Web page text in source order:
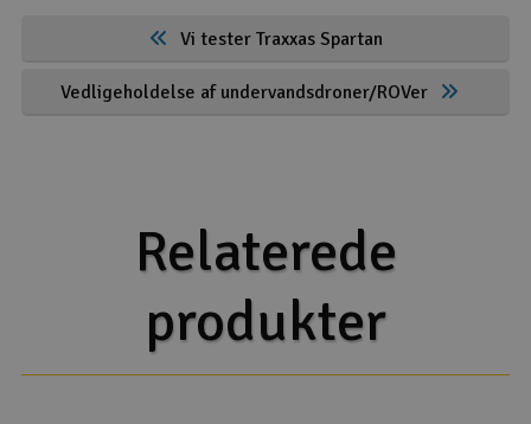
Vi tester Traxxas Spartan
Vedligeholdelse af undervandsdroner/ROVer
Relaterede
produkter